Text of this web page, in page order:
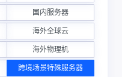
国内服务器
海外全球云
海外物理机
跨境场景特殊服务器